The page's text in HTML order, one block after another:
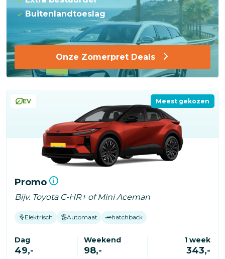
Buitenlandtoeslag
Onze Zomerpret Deals
EV Meest gekozen
Promo
Bijv. Toyota C-HR+ of Mini Aceman
Elektrisch Automaat hatchback
Dag
49,-
Weekend
98,-
1 week
343,-